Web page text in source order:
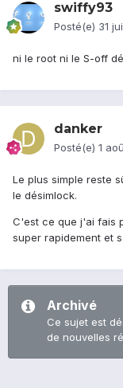
swiffy93
Posté(e) 31
ni le root ni le S-off
danker
Posté(e) 1
Le plus simple reste
le désimlock.
C'est ce que j'ai fais
super rapidement et
Archivé
Ce sujet est
de nouvelles